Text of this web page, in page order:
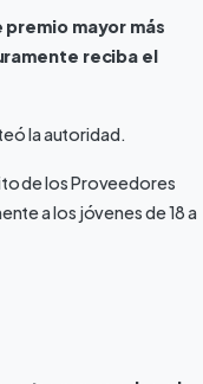
mayor más
reciba el
la autoridad.
de los Proveedores
a los jóvenes de 18 a